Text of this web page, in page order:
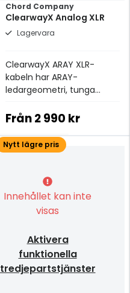
Chord Company
ClearwayX Analog XLR
Lagervara
ClearwayX ARAY XLR-
kabeln har ARAY-
ledargeometri, tunga
XLPE-isolering och
Från2 990 kr
Innehållet kan inte
visas
Aktivera
funktionella
tredjepartstjänster
Nytt lägre pris